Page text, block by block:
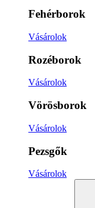
Fehérborok
Vásárolok
Rozéborok
Vásárolok
Vörösborok
Vásárolok
Pezsgők
Vásárolok